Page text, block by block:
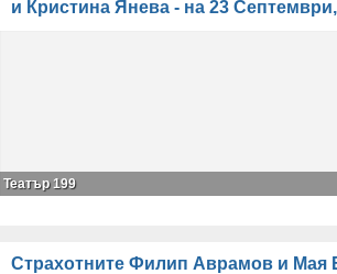
и Кристина Янева - на 23
Театър 199
Страхотните Филип Аврамов и Мая